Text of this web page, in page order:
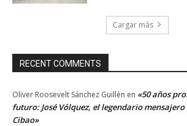
Cargar más
RECENT COMMENTS
Oliver Roosevelt Sánchez Guillén en «50 años
futuro: José Vólquez, el legendario
Cibao»